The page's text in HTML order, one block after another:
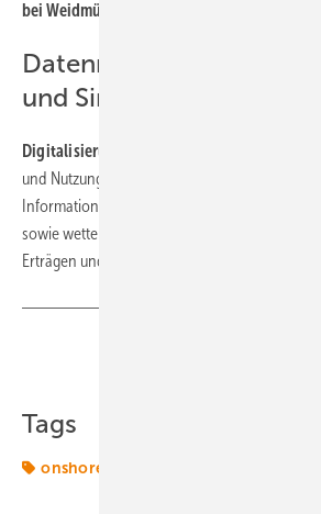
bei Weidmüller dient.
Datenräume, Taktung
und Simulation
Digitalisierung
und Nutzung von Grünstrom, hat aktuell einige
Informationen
sowie wetter-
Erträgen und Gewinnen bei weniger Verschleiß.
Tags
onshore-wind